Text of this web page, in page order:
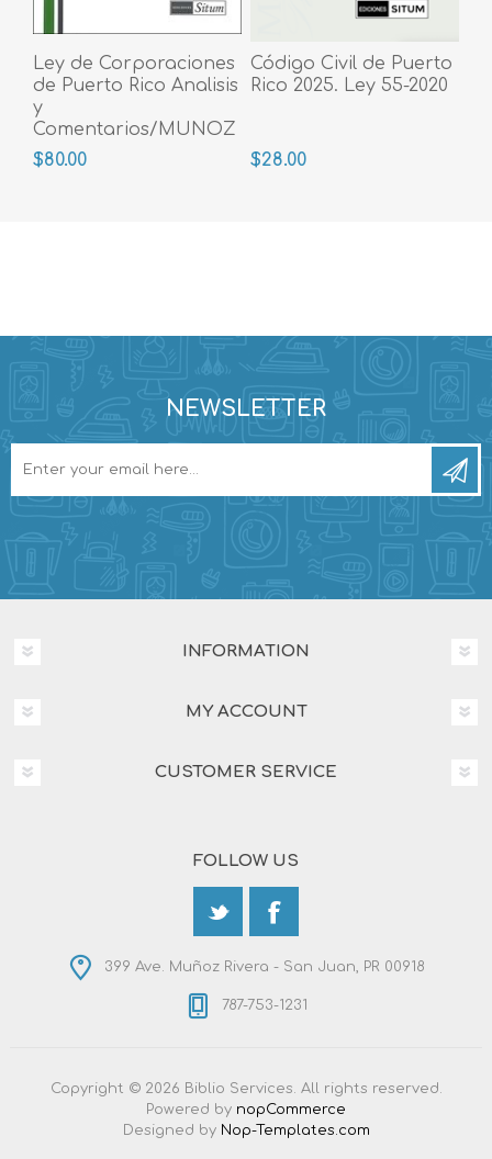
Ley de Corporaciones
de Puerto Rico Analisis
y
Comentarios/MUNOZ
RIVERA MANUELITA
$80.00
Código Civil de Puerto
Rico 2025. Ley 55-2020
$28.00
NEWSLETTER
INFORMATION
MY ACCOUNT
CUSTOMER SERVICE
FOLLOW US
399 Ave. Muñoz Rivera - San Juan, PR 00918
787-753-1231
Copyright © 2026 Biblio Services. All rights reserved.
Powered by nopCommerce
Designed by Nop-Templates.com